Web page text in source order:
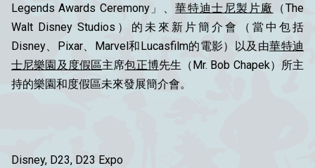
Legends Awards Ceremony」、華特迪士尼製片廠
（The
Walt Disney Studios）的未來新片簡介會（當中包括
Disney、Pixar、Marvel和Lucasfilm的電影）以及由華特迪
士尼樂園及度假區主席包正博先生（Mr. Bob Chapek）所主
持的樂園和度假區未來發展簡介會。
Disney, D23, D23 Expo